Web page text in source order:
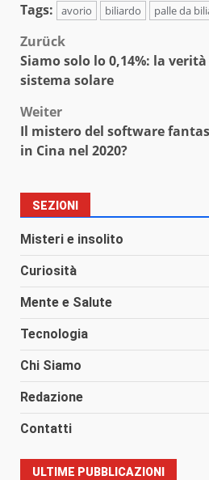
Tags: avorio biliardo palle da
Zurück
Siamo solo lo 0,14%: la
sistema solare
Weiter
Il mistero del software
in Cina nel 2020?
SEZIONI
Misteri e insolito
Curiosità
Mente e Salute
Tecnologia
Chi Siamo
Redazione
Contatti
ULTIME PUBBLICAZIONI